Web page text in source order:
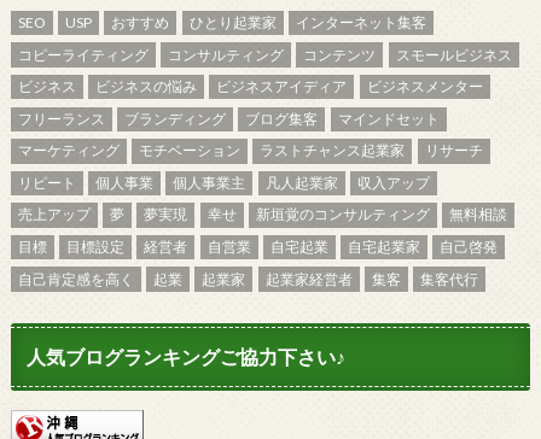
SEO USP おすすめ ひとり起業家
インターネット集客
コピーライティング
コンサルティング コンテンツ
スモールビジネス
ビジネス
ビジネスの悩み ビジネスアイディア
ビジネスメンター
フリーランス
ブランディング ブログ集客
マインドセット
マーケティング
モチベーション ラストチャンス起業家
リサーチ
リピート
個人事業 個人事業主 凡人起業家
収入アップ
売上アップ
夢 夢実現 幸せ 新垣覚のコンサルティング
無料相談
目標
目標設定 経営者 自営業 自宅起業 自宅起業家
自己啓発
自己肯定感を高く
起業 起業家 起業家経営者 集客 集客代行
人気ブログランキングご協力下さい♪